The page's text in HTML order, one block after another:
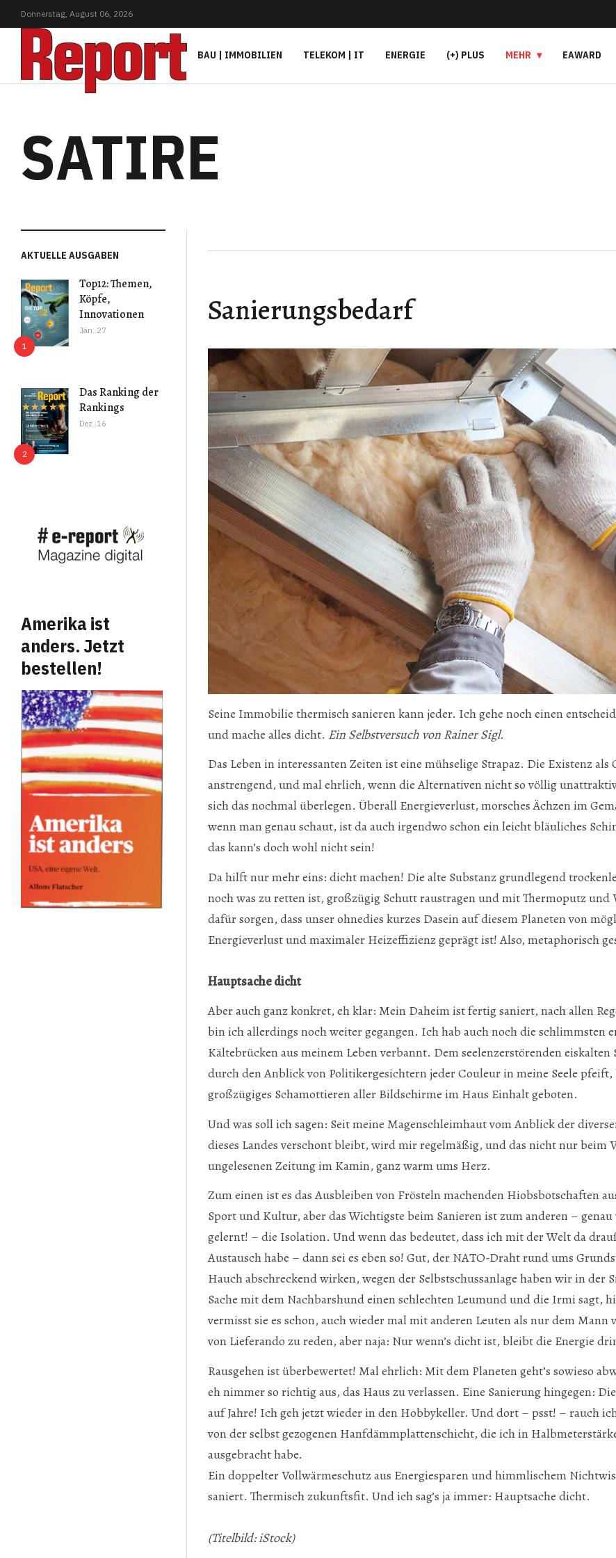
Donnerstag, August 06, 2026
BAU | IMMOBILIEN TELEKOM | IT ENERGIE (+) PLUS MEHR EAWARD
SATIRE
AKTUELLE AUSGABEN
Top12: Themen,
Köpfe,
Innovationen
Jän..27
Das Ranking der
Rankings
Dez..16
Amerika ist
anders. Jetzt
bestellen!
Sanierungsbedarf
Seine Immobilie thermisch sanieren kann jeder. Ich gehe noch einen
und mache alles dicht. Ein Selbstversuch von Rainer Sigl.
Das Leben in interessanten Zeiten ist eine mühselige Strapaz. Die Existenz als
anstrengend, und mal ehrlich, wenn die Alternativen nicht so völlig
sich das nochmal überlegen. Überall Energieverlust, morsches Ächzen im
wenn man genau schaut, ist da auch irgendwo schon ein leicht bläuliches
das kann’s doch wohl nicht sein!
Da hilft nur mehr eins: dicht machen! Die alte Substanz grundlegend
noch was zu retten ist, großzügig Schutt raustragen und mit Thermoputz und
dafür sorgen, dass unser ohnedies kurzes Dasein auf diesem Planeten von
Energieverlust und maximaler Heizeffizienz geprägt ist! Also, metaphorisch
Hauptsache dicht
Aber auch ganz konkret, eh klar: Mein Daheim ist fertig saniert, nach allen
bin ich allerdings noch weiter gegangen. Ich hab auch noch die schlimmsten
Kältebrücken aus meinem Leben verbannt. Dem seelenzerstörenden
durch den Anblick von Politikergesichtern jeder Couleur in meine Seele
großzügiges Schamottieren aller Bildschirme im Haus Einhalt geboten.
Und was soll ich sagen: Seit meine Magenschleimhaut vom Anblick der
dieses Landes verschont bleibt, wird mir regelmäßig, und das nicht nur beim
ungelesenen Zeitung im Kamin, ganz warm ums Herz.
Zum einen ist es das Ausbleiben von Frösteln machenden Hiobsbotschaften
Sport und Kultur, aber das Wichtigste beim Sanieren ist zum anderen –
gelernt! – die Isolation. Und wenn das bedeutet, dass ich mit der Welt da
Austausch habe – dann sei es eben so! Gut, der NATO-Draht rund ums
Hauch abschreckend wirken, wegen der Selbstschussanlage haben wir in der
Sache mit dem Nachbarshund einen schlechten Leumund und die Irmi sagt,
vermisst sie es schon, auch wieder mal mit anderen Leuten als nur dem Mann
von Lieferando zu reden, aber naja: Nur wenn’s dicht ist, bleibt die Energie
Rausgehen ist überbewertet! Mal ehrlich: Mit dem Planeten geht’s sowieso
eh nimmer so richtig aus, das Haus zu verlassen. Eine Sanierung hingegen:
auf Jahre! Ich geh jetzt wieder in den Hobbykeller. Und dort – psst! – rauch
von der selbst gezogenen Hanfdämmplattenschicht, die ich in
ausgebracht habe.
Ein doppelter Vollwärmeschutz aus Energiesparen und himmlischem
saniert. Thermisch zukunftsfit. Und ich sag’s ja immer: Hauptsache dicht.
(Titelbild: iStock)